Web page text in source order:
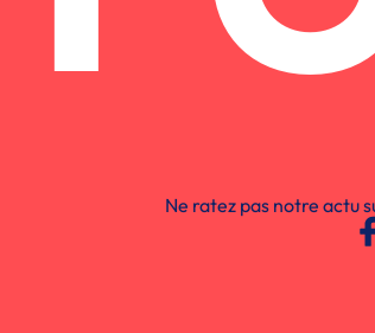
Ne ratez pas notre actu